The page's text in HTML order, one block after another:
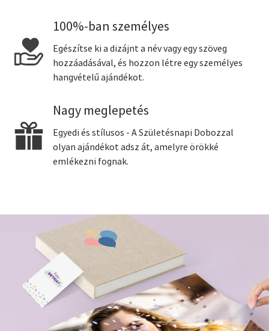
100%-ban személyes
Egészítse ki a dizájnt a név vagy egy szöveg
hozzáadásával, és hozzon létre egy személyes
hangvételű ajándékot.
Nagy meglepetés
Egyedi és stílusos - A Születésnapi Dobozzal
olyan ajándékot adsz át, amelyre örökké
emlékezni fognak.